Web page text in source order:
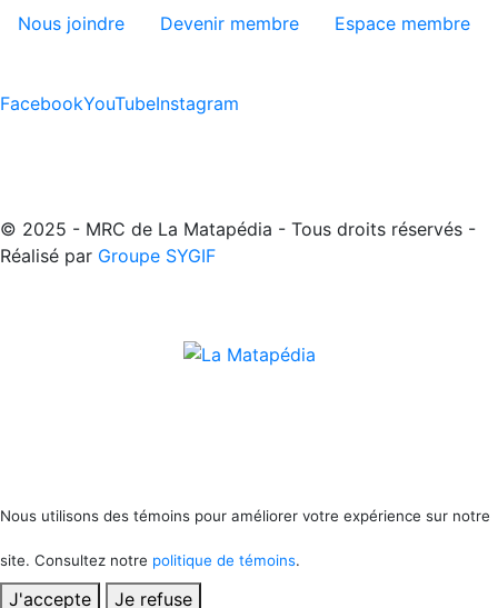
Nous joindre
Devenir membre Espace membre
FacebookYouTubeInstagram
© 2025 - MRC de La Matapédia - Tous droits réservés -
Réalisé par Groupe SYGIF
Nous utilisons des témoins pour améliorer votre expérience sur notre
site. Consultez notre politique de témoins.
J'accepte Je refuse